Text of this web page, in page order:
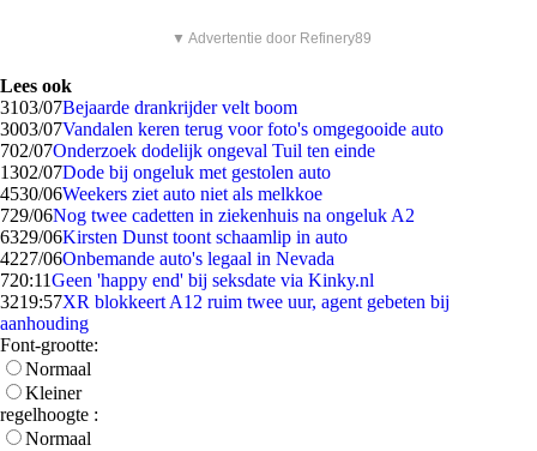
▼ Advertentie door Refinery89
Lees ook
3103/07Bejaarde drankrijder velt boom
3003/07Vandalen keren terug voor foto's omgegooide auto
702/07Onderzoek dodelijk ongeval Tuil ten einde
1302/07Dode bij ongeluk met gestolen auto
4530/06Weekers ziet auto niet als melkkoe
729/06Nog twee cadetten in ziekenhuis na ongeluk A2
6329/06Kirsten Dunst toont schaamlip in auto
4227/06Onbemande auto's legaal in Nevada
720:11Geen 'happy end' bij seksdate via Kinky.nl
3219:57XR blokkeert A12 ruim twee uur, agent gebeten bij
aanhouding
Font-grootte:
Normaal
Kleiner
regelhoogte :
Normaal